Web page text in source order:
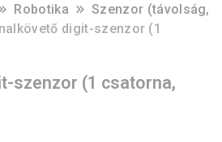
Robotika
Szenzor (távolság,
digit-szenzor (1
szenzor (1 csatorna,